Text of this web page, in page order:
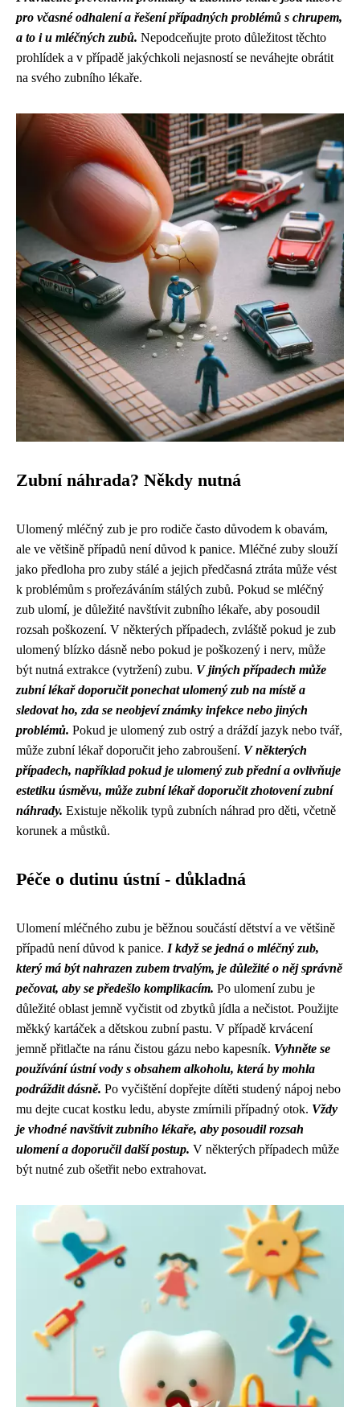
pro včasné odhalení a řešení případných problémů s chrupem,
a to i u mléčných zubů. Nepodceňujte proto důležitost těchto
prohlídek a v případě jakýchkoli nejasností se neváhejte obrátit
na svého zubního lékaře.
Zubní náhrada? Někdy nutná
Ulomený mléčný zub je pro rodiče často důvodem k obavám,
ale ve většině případů není důvod k panice. Mléčné zuby slouží
jako předloha pro zuby stálé a jejich předčasná ztráta může vést
k problémům s prořezáváním stálých zubů. Pokud se mléčný
zub ulomí, je důležité navštívit zubního lékaře, aby posoudil
rozsah poškození. V některých případech, zvláště pokud je zub
ulomený blízko dásně nebo pokud je poškozený i nerv, může
být nutná extrakce (vytržení) zubu. V jiných případech může
zubní lékař doporučit ponechat ulomený zub na místě a
sledovat ho, zda se neobjeví známky infekce nebo jiných
problémů. Pokud je ulomený zub ostrý a dráždí jazyk nebo tvář,
může zubní lékař doporučit jeho zabroušení. V některých
případech, například pokud je ulomený zub přední a ovlivňuje
estetiku úsměvu, může zubní lékař doporučit zhotovení zubní
náhrady. Existuje několik typů zubních náhrad pro děti, včetně
korunek a můstků.
Péče o dutinu ústní - důkladná
Ulomení mléčného zubu je běžnou součástí dětství a ve většině
případů není důvod k panice. I když se jedná o mléčný zub,
který má být nahrazen zubem trvalým, je důležité o něj správně
pečovat, aby se předešlo komplikacím. Po ulomení zubu je
důležité oblast jemně vyčistit od zbytků jídla a nečistot. Použijte
měkký kartáček a dětskou zubní pastu. V případě krvácení
jemně přitlačte na ránu čistou gázu nebo kapesník. Vyhněte se
používání ústní vody s obsahem alkoholu, která by mohla
podráždit dásně. Po vyčištění dopřejte dítěti studený nápoj nebo
mu dejte cucat kostku ledu, abyste zmírnili případný otok. Vždy
je vhodné navštívit zubního lékaře, aby posoudil rozsah
ulomení a doporučil další postup. V některých případech může
být nutné zub ošetřit nebo extrahovat.